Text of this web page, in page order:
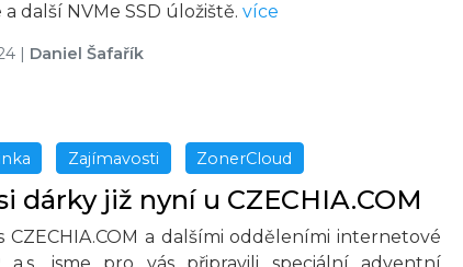
další NVMe SSD úložiště. více
| Daniel Šafařík
Zajímavosti ZonerCloud
dárky již nyní u CZECHIA.COM
CZECHIA.COM a dalšími odděleními internetové